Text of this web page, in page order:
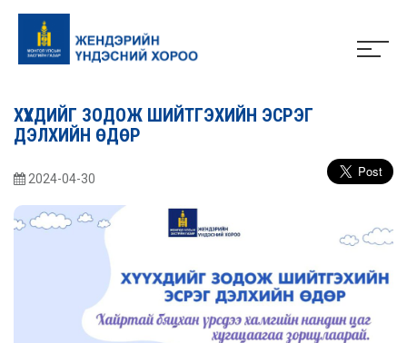
ХҮҮХДИЙГ ЗОДОЖ ШИЙТГЭХИЙН ЭСРЭГ
ДЭЛХИЙН ӨДӨР
2024-04-30